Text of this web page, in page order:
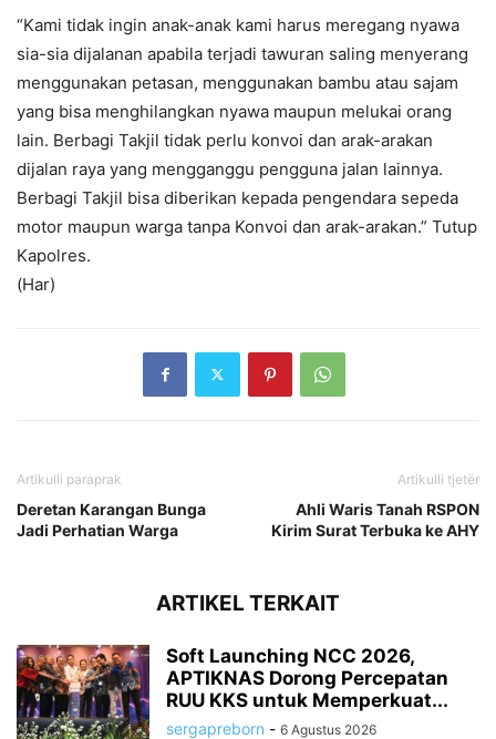
“Kami tidak ingin anak-anak kami harus meregang nyawa
sia-sia dijalanan apabila terjadi tawuran saling menyerang
menggunakan petasan, menggunakan bambu atau sajam
yang bisa menghilangkan nyawa maupun melukai orang
lain. Berbagi Takjil tidak perlu konvoi dan arak-arakan
dijalan raya yang mengganggu pengguna jalan lainnya.
Berbagi Takjil bisa diberikan kepada pengendara sepeda
motor maupun warga tanpa Konvoi dan arak-arakan.” Tutup
Kapolres.
(Har)
Artikulli paraprak
Deretan Karangan Bunga
Jadi Perhatian Warga
Artikulli tjetër
Ahli Waris Tanah RSPON
Kirim Surat Terbuka ke AHY
ARTIKEL TERKAIT
Soft Launching NCC 2026,
APTIKNAS Dorong Percepatan
RUU KKS untuk Memperkuat...
sergapreborn - 6 Agustus 2026